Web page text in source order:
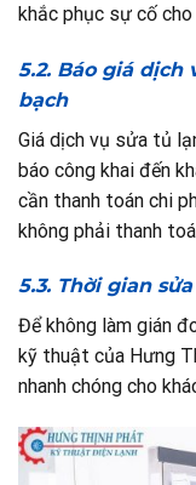
khắc phục sự cố cho
5.2. Báo giá
bạch
Giá dịch vụ sửa tủ
báo công khai đến
cần thanh toán chi
không phải thanh
5.3. Thời gian
Để không làm gián
kỹ thuật của Hưng
nhanh chóng cho